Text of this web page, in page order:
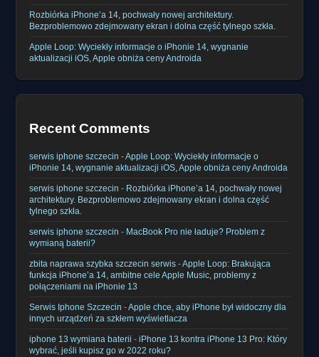
Rozbiórka iPhone’a 14, pochwały nowej architektury.
Bezproblemowo zdejmowany ekran i dolna część tylnego szkła.
Apple Loop: Wyciekły informacje o iPhonie 14, wygnanie
aktualizacji iOS, Apple obniża ceny Androida
Recent Comments
serwis iphone szczecin -Apple Loop: Wyciekły informacje o
iPhonie 14, wygnanie aktualizacji iOS, Apple obniża ceny Androida
serwis iphone szczecin - Rozbiórka iPhone’a 14, pochwały nowej
architektury. Bezproblemowo zdejmowany ekran i dolna część
tylnego szkła.
serwis iphone szczecin - MacBook Pro nie ładuje? Problem z
wymianą baterii?
zbita naprawa szybka szczecin serwis -Apple Loop: Brakująca
funkcja iPhone’a 14, ambitne cele Apple Music, problemy z
połączeniami na iPhonie 13
Serwis Iphone Szczecin -Apple chce, aby iPhone był widoczny dla
innych urządzeń za szkłem wyświetlacza
iphone 13 wymiana baterii -iPhone 13 kontra iPhone 13 Pro: Który
wybrać, jeśli kupisz go w 2022 roku?